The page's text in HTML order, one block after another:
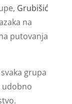
Grubišić
na
putovanja
grupa
udobno